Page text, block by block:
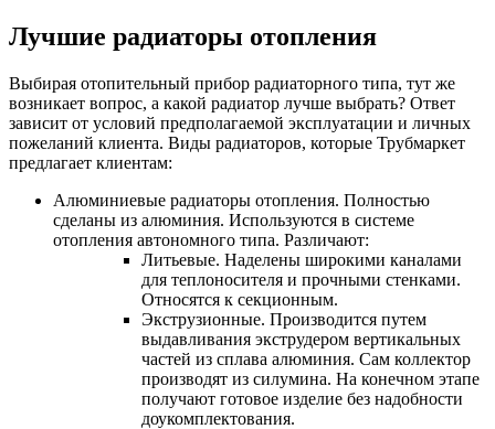
Лучшие радиаторы отопления
Выбирая отопительный прибор радиаторного типа, тут же
возникает вопрос, а какой радиатор лучше выбрать? Ответ
зависит от условий предполагаемой эксплуатации и личных
пожеланий клиента. Виды радиаторов, которые Трубмаркет
предлагает клиентам:
Алюминиевые радиаторы отопления. Полностью
сделаны из алюминия. Используются в системе
отопления автономного типа. Различают:
Литьевые. Наделены широкими каналами
для теплоносителя и прочными стенками.
Относятся к секционным.
Экструзионные. Производится путем
выдавливания экструдером вертикальных
частей из сплава алюминия. Сам коллектор
производят из силумина. На конечном этапе
получают готовое изделие без надобности
доукомплектования.